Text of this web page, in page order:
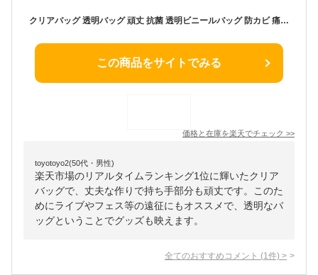
クリアバッグ 透明バッグ 頑丈 抗菌 透明ビニールバッグ 防カビ 痛バッグ 痛バ トートバッグ ツアーバッグ 男女兼用バッグ プールバッグ ビーチバッグ 温泉バッグ セキュリティ 推し活 防水 雨 ビジネスバッグ Mサイズ AA 225-K126-N02
この商品をサイトでみる
価格と在庫を楽天でチェック >>
toyotoyo2(50代・男性)
楽天市場のリアルタイムランキング1位に輝いたクリア
バッグで、丈夫な作りで持ち手部分も頑丈です。このた
めにライブやフェス等の遠征にもオススメで、透明なバ
ッグということでグッズも映えます。
全てのおすすめコメント (1 件) >